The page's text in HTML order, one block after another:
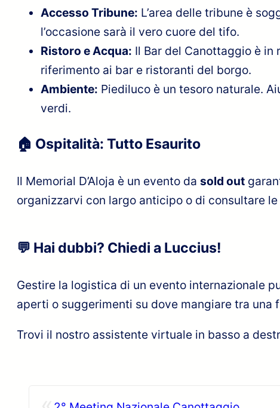
Accesso Tribune: L’area delle tribune è
l’occasione sarà il vero cuore del tifo.
Ristoro e Acqua: Il Bar del Canottaggio è
riferimento ai bar e ristoranti del borgo.
Ambiente: Piediluco è un tesoro naturale.
verdi.
🏠 Ospitalità: Tutto Esaurito
Il Memorial D’Aloja è un evento da sold out
organizzarvi con largo anticipo o di consultare
💬 Hai dubbi? Chiedi a Luccius!
Gestire la logistica di un evento internazionale
aperti o suggerimenti su dove mangiare tra una
Trovi il nostro assistente virtuale in basso a